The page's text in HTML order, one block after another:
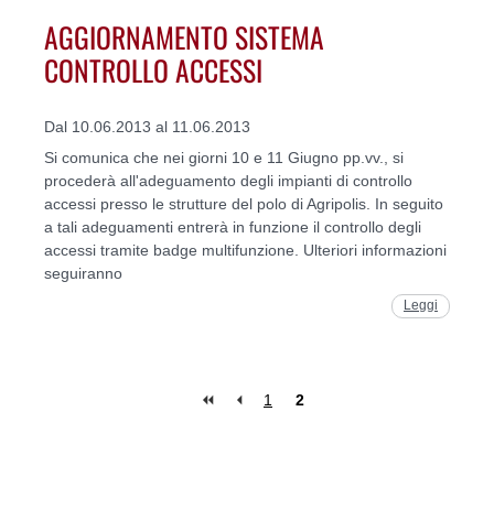
AGGIORNAMENTO SISTEMA
CONTROLLO ACCESSI
Dal 10.06.2013 al 11.06.2013
Si comunica che nei giorni 10 e 11 Giugno pp.vv., si
procederà all'adeguamento degli impianti di controllo
accessi presso le strutture del polo di Agripolis. In seguito
a tali adeguamenti entrerà in funzione il controllo degli
accessi tramite badge multifunzione. Ulteriori informazioni
seguiranno
Leggi
1 2